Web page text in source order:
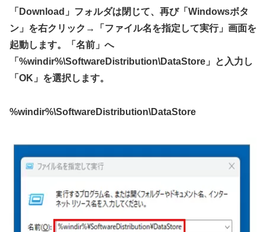
「Download」フォルダは閉じて、再び「Windowsボタ
ン」を右クリック→「ファイル名を指定して実行」画面を
起動します。「名前」へ
「%windir%\SoftwareDistribution\DataStore」と入力し
「OK」を選択します。
%windir%\SoftwareDistribution\DataStore